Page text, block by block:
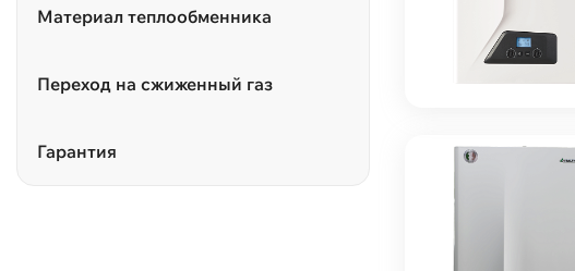
Материал теплообменника
Переход на сжиженный газ
Гарантия